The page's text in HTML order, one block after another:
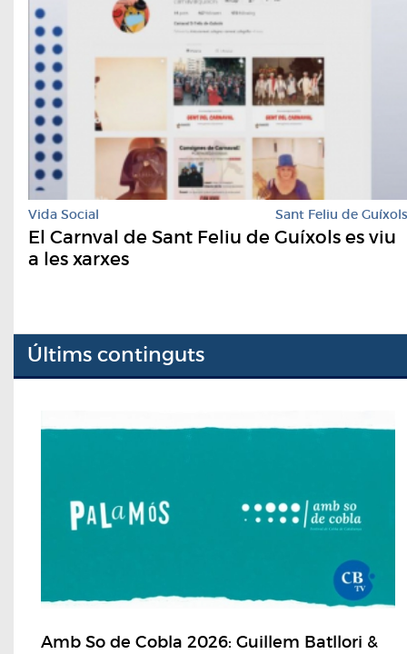
Vida Social Sant Feliu de Guíxols
El Carnval de Sant Feliu de Guíxols es viu
a les xarxes
Últims continguts
Amb So de Cobla 2026: Guillem Batllori &